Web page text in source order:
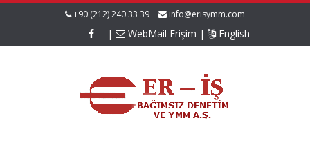
+90 (212) 240 33 39 info@erisymm.com
| WebMail Erişim | English